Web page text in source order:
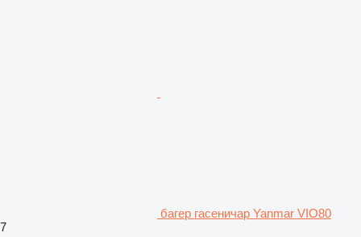
багер гасеничар Yanmar VIO80
7